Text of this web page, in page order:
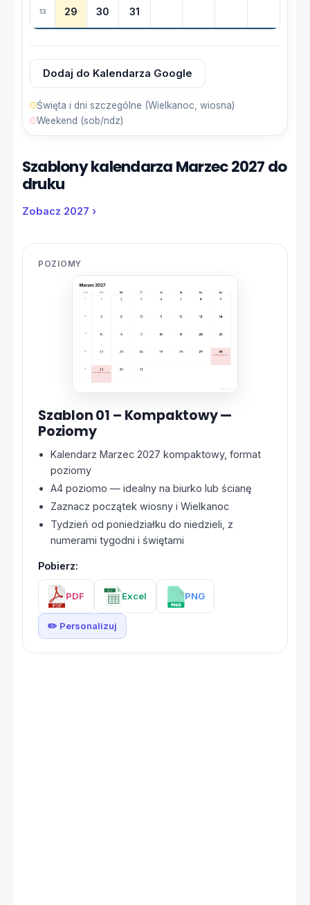
13 29 30 31
Dodaj do Kalendarza Google
Święta i dni szczególne (Wielkanoc, wiosna)
Weekend (sob/ndz)
Szablony kalendarza Marzec 2027 do
druku
Zobacz 2027 ›
POZIOMY
Szablon 01 – Kompaktowy —
Poziomy
Kalendarz Marzec 2027 kompaktowy, format
poziomy
A4 poziomo — idealny na biurko lub ścianę
Zaznacz początek wiosny i Wielkanoc
Tydzień od poniedziałku do niedzieli, z
numerami tygodni i świętami
Pobierz:
PDF Excel PNG
✏️ Personalizuj